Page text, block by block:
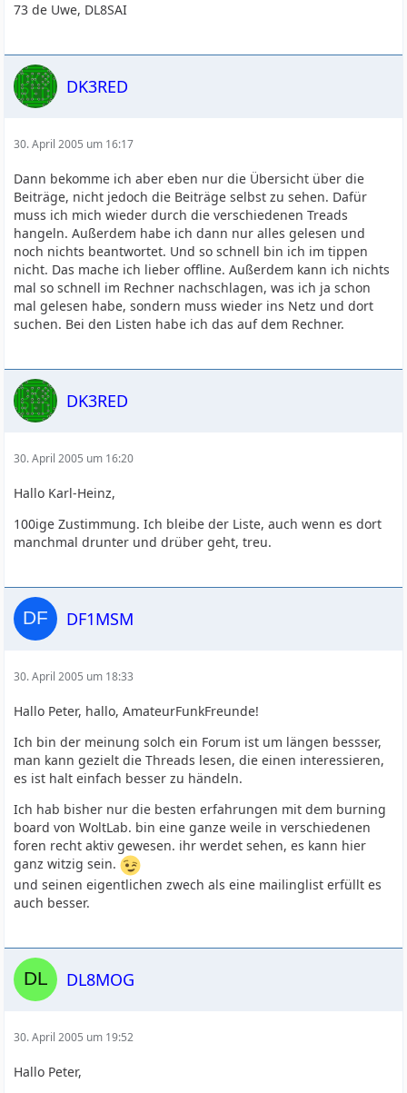
73 de Uwe, DL8SAI
DK3RED
30. April 2005 um 16:17
Dann bekomme ich aber eben nur die Übersicht über die
Beiträge, nicht jedoch die Beiträge selbst zu sehen. Dafür
muss ich mich wieder durch die verschiedenen Treads
hangeln. Außerdem habe ich dann nur alles gelesen und
noch nichts beantwortet. Und so schnell bin ich im tippen
nicht. Das mache ich lieber offline. Außerdem kann ich nichts
mal so schnell im Rechner nachschlagen, was ich ja schon
mal gelesen habe, sondern muss wieder ins Netz und dort
suchen. Bei den Listen habe ich das auf dem Rechner.
DK3RED
30. April 2005 um 16:20
Hallo Karl-Heinz,
100ige Zustimmung. Ich bleibe der Liste, auch wenn es dort
manchmal drunter und drüber geht, treu.
DF1MSM
30. April 2005 um 18:33
Hallo Peter, hallo, AmateurFunkFreunde!
Ich bin der meinung solch ein Forum ist um längen bessser,
man kann gezielt die Threads lesen, die einen interessieren,
es ist halt einfach besser zu händeln.
Ich hab bisher nur die besten erfahrungen mit dem burning
board von WoltLab. bin eine ganze weile in verschiedenen
foren recht aktiv gewesen. ihr werdet sehen, es kann hier
ganz witzig sein.
und seinen eigentlichen zwech als eine mailinglist erfüllt es
auch besser.
DL8MOG
30. April 2005 um 19:52
Hallo Peter,